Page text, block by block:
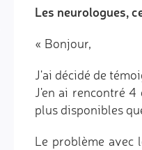
Les neurologues,
« Bonjour,
J'ai décidé de
J'en ai rencontré
plus disponibles
Le problème avec